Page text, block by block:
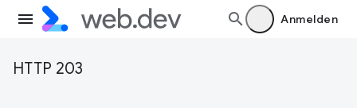
Anmelden
HTTP 203